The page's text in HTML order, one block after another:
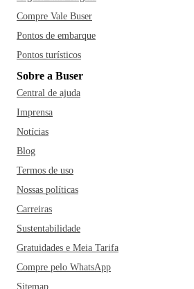
Compre Vale Buser
Pontos de embarque
Pontos turísticos
Sobre a Buser
Central de ajuda
Imprensa
Notícias
Blog
Termos de uso
Nossas políticas
Carreiras
Sustentabilidade
Gratuidades e Meia Tarifa
Compre pelo WhatsApp
Sitemap